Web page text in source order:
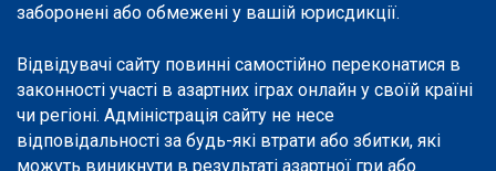
заборонені або обмежені у вашій юрисдикції.
Відвідувачі сайту повинні самостійно переконатися в
законності участі в азартних іграх онлайн у своїй країні
чи регіоні. Адміністрація сайту не несе
відповідальності за будь-які втрати або збитки, які
можуть виникнути в результаті азартної гри або